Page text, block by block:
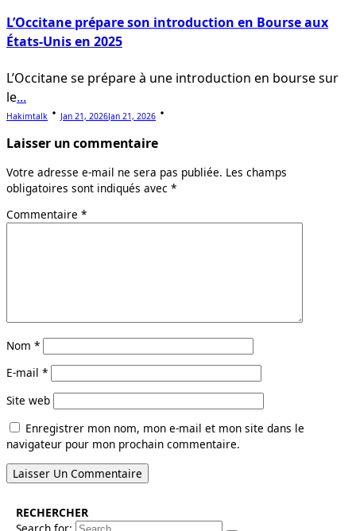
L’Occitane prépare son introduction en Bourse aux
États-Unis en 2025
L’Occitane se prépare à une introduction en bourse sur
le...
Hakimtalk Jan 21, 2026Jan 21, 2026
Laisser un commentaire
Votre adresse e-mail ne sera pas publiée. Les champs
obligatoires sont indiqués avec *
Commentaire *
Nom *
E-mail *
Site web
Enregistrer mon nom, mon e-mail et mon site dans le
navigateur pour mon prochain commentaire.
RECHERCHER
Search for: